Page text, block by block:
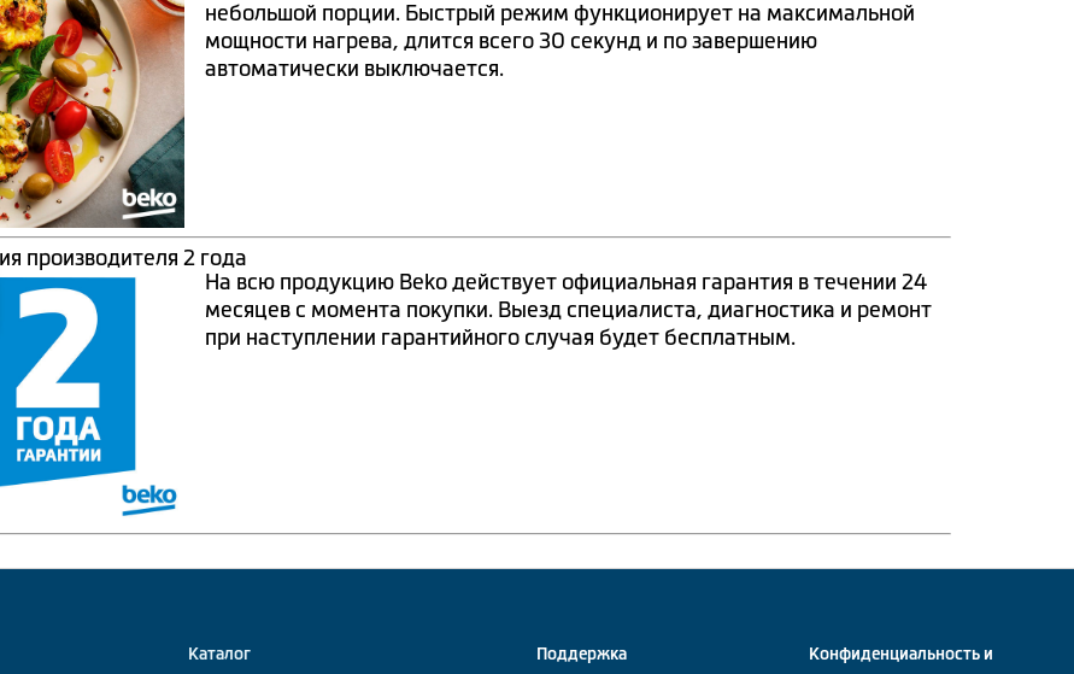
небольшой порции. Быстрый режим функционирует на максимальной
мощности нагрева, длится всего 30 секунд и по завершению
автоматически выключается.
производителя 2 года
На всю продукцию Beko действует официальная гарантия в течении 24
месяцев с момента покупки. Выезд специалиста, диагностика и ремонт
при наступлении гарантийного случая будет бесплатным.
Каталог Поддержка
Конфиденциальность и